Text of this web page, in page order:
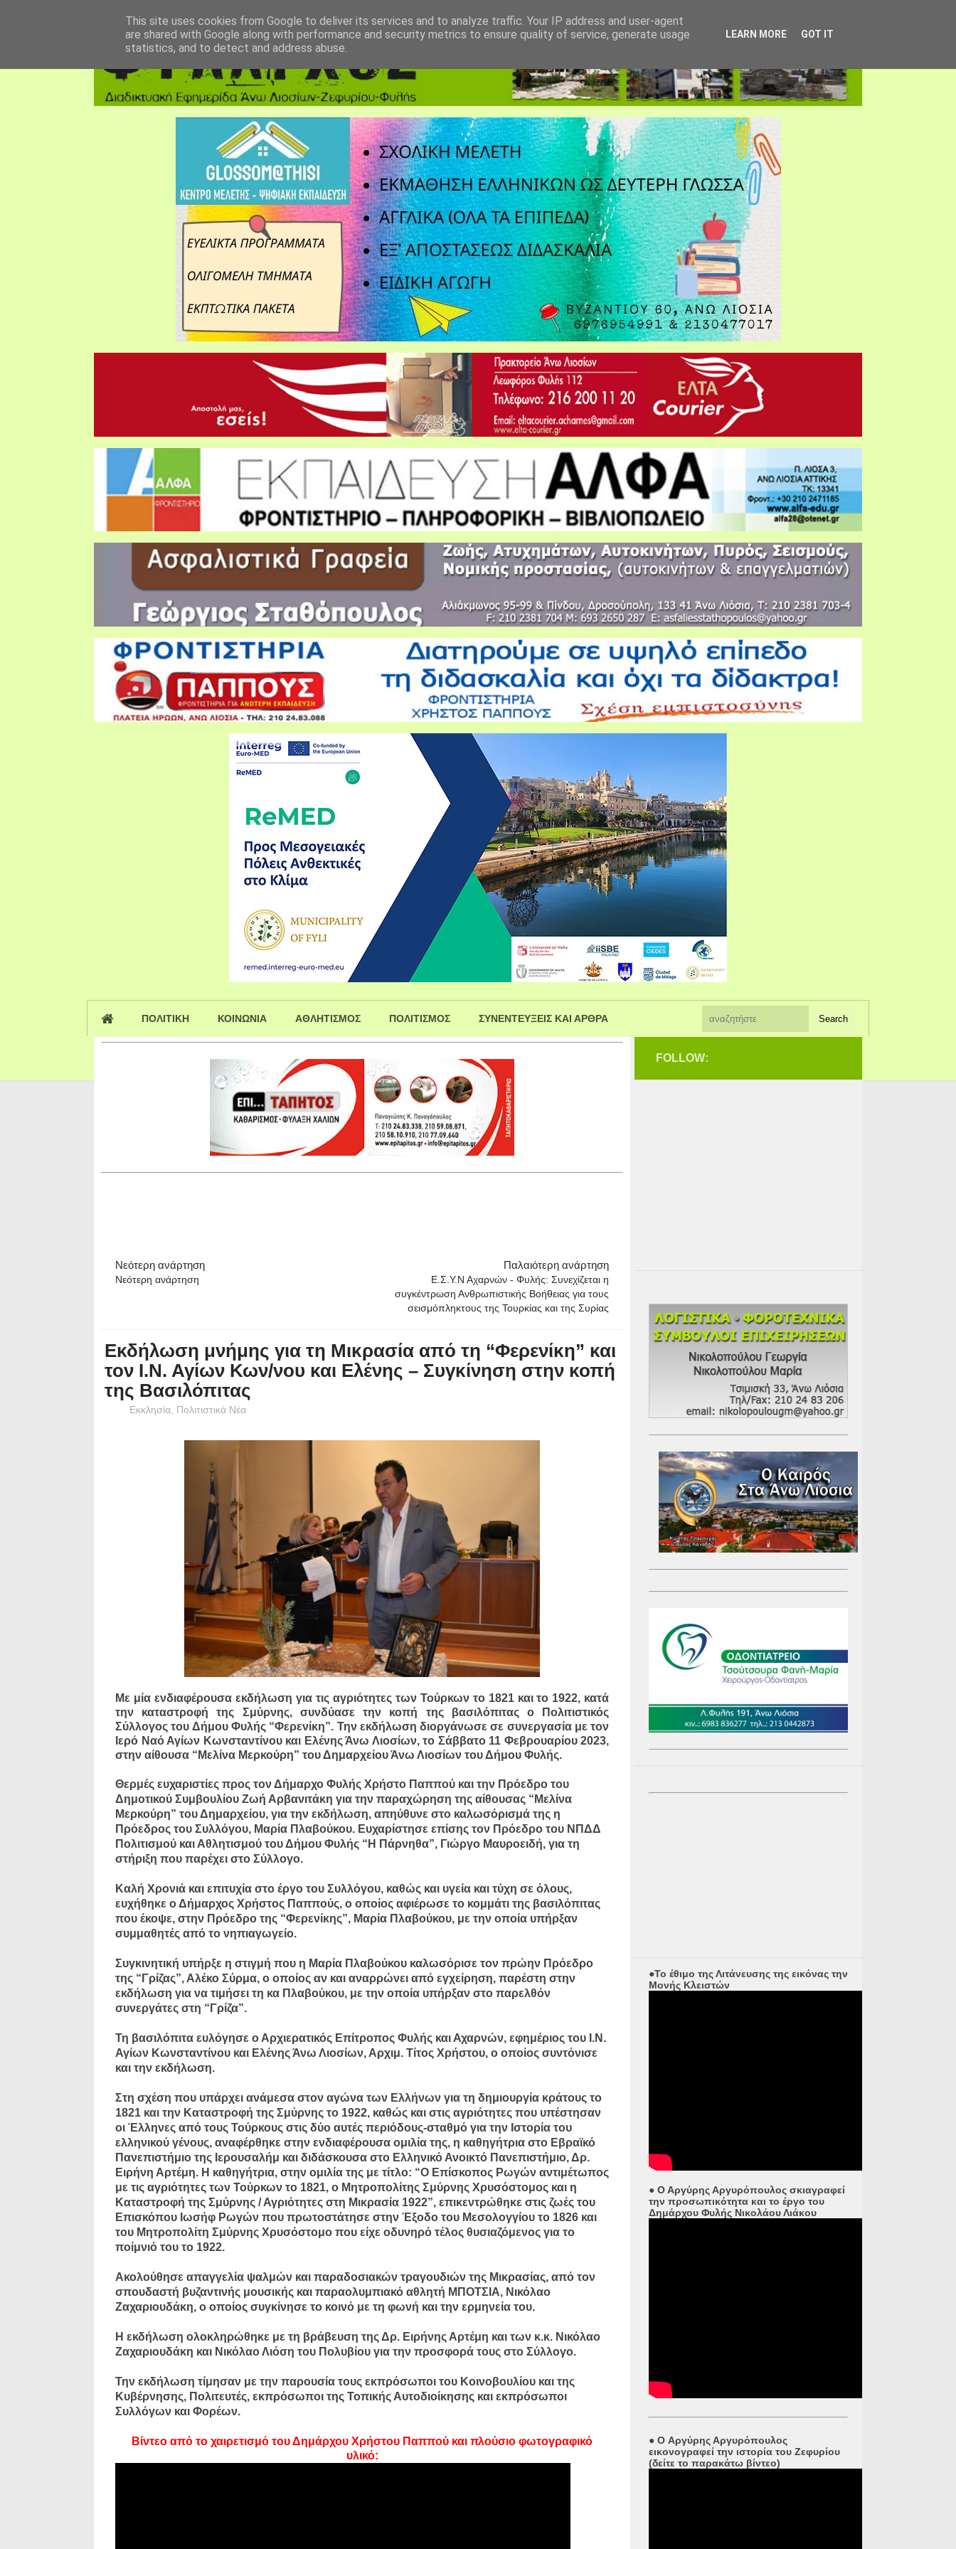
ΠΟΛΙΤΙΚΗ ΚΟΙΝΩΝΙΑ ΑΘΛΗΤΙΣΜΟΣ ΠΟΛΙΤΙΣΜΟΣ ΣΥΝΕΝΤΕΥΞΕΙΣ ΚΑΙ ΑΡΘΡΑ
Νεότερη ανάρτηση
Νεότερη ανάρτηση
Παλαιότερη ανάρτηση
Ε.Σ.Υ.Ν Αχαρνών - Φυλής: Συνεχίζεται η
συγκέντρωση Ανθρωπιστικής Βοήθειας για τους
σεισμόπληκτους της Τουρκίας και της Συρίας
Εκδήλωση μνήμης για τη Μικρασία από τη “Φερενίκη” και
τον Ι.Ν. Αγίων Κων/νου και Ελένης – Συγκίνηση στην κοπή
της Βασιλόπιτας
Εκκλησία Πολιτιστικά Νέα
Με μία ενδιαφέρουσα εκδήλωση για τις αγριότητες των Τούρκων το 1821 και το 1922, κατά
την καταστροφή της Σμύρνης, συνδύασε την κοπή της βασιλόπιτας ο Πολιτιστικός
Σύλλογος του Δήμου Φυλής “Φερενίκη”. Την εκδήλωση διοργάνωσε σε συνεργασία με τον
Ιερό Ναό Αγίων Κωνσταντίνου και Ελένης Άνω Λιοσίων, το Σάββατο 11 Φεβρουαρίου 2023,
στην αίθουσα “Μελίνα Μερκούρη” του Δημαρχείου Άνω Λιοσίων του Δήμου Φυλής.
Θερμές ευχαριστίες προς τον Δήμαρχο Φυλής Χρήστο Παππού και την Πρόεδρο του
Δημοτικού Συμβουλίου Ζωή Αρβανιτάκη για την παραχώρηση της αίθουσας “Μελίνα
Μερκούρη” του Δημαρχείου, για την εκδήλωση, απηύθυνε στο καλωσόρισμά της η
Πρόεδρος του Συλλόγου, Μαρία Πλαβούκου. Ευχαρίστησε επίσης τον Πρόεδρο του ΝΠΔΔ
Πολιτισμού και Αθλητισμού του Δήμου Φυλής “Η Πάρνηθα”, Γιώργο Μαυροειδή, για τη
στήριξη που παρέχει στο Σύλλογο.
Καλή Χρονιά και επιτυχία στο έργο του Συλλόγου, καθώς και υγεία και τύχη σε όλους,
ευχήθηκε ο Δήμαρχος Χρήστος Παππούς, ο οποίος αφιέρωσε το κομμάτι της βασιλόπιτας
που έκοψε, στην Πρόεδρο της “Φερενίκης”, Μαρία Πλαβούκου, με την οποία υπήρξαν
συμμαθητές από το νηπιαγωγείο.
Συγκινητική υπήρξε η στιγμή που η Μαρία Πλαβούκου καλωσόρισε τον πρώην Πρόεδρο
της “Γρίζας”, Αλέκο Σύρμα, ο οποίος αν και αναρρώνει από εγχείρηση, παρέστη στην
εκδήλωση για να τιμήσει τη κα Πλαβούκου, με την οποία υπήρξαν στο παρελθόν
συνεργάτες στη “Γρίζα”.
Τη βασιλόπιτα ευλόγησε ο Αρχιερατικός Επίτροπος Φυλής και Αχαρνών, εφημέριος του Ι.Ν.
Αγίων Κωνσταντίνου και Ελένης Άνω Λιοσίων, Αρχιμ. Τίτος Χρήστου, ο οποίος συντόνισε
και την εκδήλωση.
Στη σχέση που υπάρχει ανάμεσα στον αγώνα των Ελλήνων για τη δημιουργία κράτους το
1821 και την Καταστροφή της Σμύρνης το 1922, καθώς και στις αγριότητες που υπέστησαν
οι Έλληνες από τους Τούρκους στις δύο αυτές περιόδους-σταθμό για την Ιστορία του
ελληνικού γένους, αναφέρθηκε στην ενδιαφέρουσα ομιλία της, η καθηγήτρια στο Εβραϊκό
Πανεπιστήμιο της Ιερουσαλήμ και διδάσκουσα στο Ελληνικό Ανοικτό Πανεπιστήμιο, Δρ.
Ειρήνη Αρτέμη. Η καθηγήτρια, στην ομιλία της με τίτλο: “Ο Επίσκοπος Ρωγών αντιμέτωπος
με τις αγριότητες των Τούρκων το 1821, ο Μητροπολίτης Σμύρνης Χρυσόστομος και η
Καταστροφή της Σμύρνης / Αγριότητες στη Μικρασία 1922”, επικεντρώθηκε στις ζωές του
Επισκόπου Ιωσήφ Ρωγών που πρωτοστάτησε στην Έξοδο του Μεσολογγίου το 1826 και
του Μητροπολίτη Σμύρνης Χρυσόστομο που είχε οδυνηρό τέλος θυσιαζόμενος για το
ποίμνιό του το 1922.
Ακολούθησε απαγγελία ψαλμών και παραδοσιακών τραγουδιών της Μικρασίας, από τον
σπουδαστή βυζαντινής μουσικής και παραολυμπιακό αθλητή ΜΠΟΤΣΙΑ, Νικόλαο
Ζαχαριουδάκη, ο οποίος συγκίνησε το κοινό με τη φωνή και την ερμηνεία του.
Η εκδήλωση ολοκληρώθηκε με τη βράβευση της Δρ. Ειρήνης Αρτέμη και των κ.κ. Νικόλαο
Ζαχαριουδάκη και Νικόλαο Λιόση του Πολυβίου για την προσφορά τους στο Σύλλογο.
Την εκδήλωση τίμησαν με την παρουσία τους εκπρόσωποι του Κοινοβουλίου και της
Κυβέρνησης, Πολιτευτές, εκπρόσωποι της Τοπικής Αυτοδιοίκησης και εκπρόσωποι
Συλλόγων και Φορέων.
Βίντεο από το χαιρετισμό του Δημάρχου Χρήστου Παππού και πλούσιο φωτογραφικό
υλικό:
FOLLOW:
●Το έθιμο της Λιτάνευσης της εικόνας την
Μονής Κλειστών
● Ο Αργύρης Αργυρόπουλος σκιαγραφεί
την προσωπικότητα και το έργο του
Δημάρχου Φυλής Νικολάου Λιάκου
● O Αργύρης Αργυρόπουλος
εικονογραφεί την ιστορία του Ζεφυρίου
(δείτε το παρακάτω βίντεο)
This site uses cookies from Google to deliver its services and to analyze traffic. Your IP address and user-agent
are shared with Google along with performance and security metrics to ensure quality of service, generate usage
statistics, and to detect and address abuse.
LEARN MORE GOT IT